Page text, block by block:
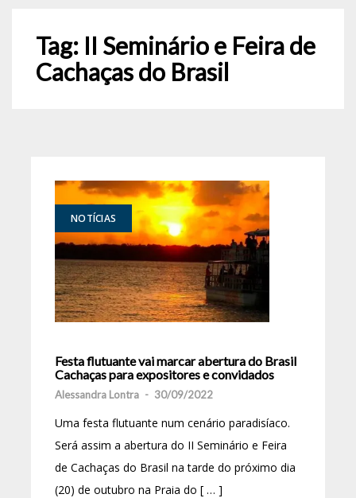
Tag: II Seminário e Feira de
Cachaças do Brasil
NOTÍCIAS
Festa flutuante vai marcar abertura do Brasil
Cachaças para expositores e convidados
Alessandra Lontra - 30/09/2022
Uma festa flutuante num cenário paradisíaco.
Será assim a abertura do II Seminário e Feira
de Cachaças do Brasil na tarde do próximo dia
(20) de outubro na Praia do [ … ]